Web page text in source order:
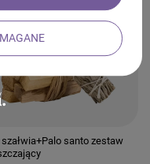
szałwia+Palo santo zestaw